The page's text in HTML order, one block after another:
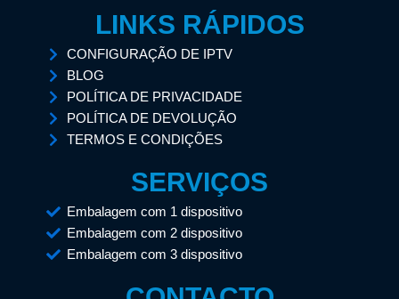
LINKS RÁPIDOS
CONFIGURAÇÃO DE IPTV
BLOG
POLÍTICA DE PRIVACIDADE
POLÍTICA DE DEVOLUÇÃO
TERMOS E CONDIÇÕES
SERVIÇOS
Embalagem com 1 dispositivo
Embalagem com 2 dispositivo
Embalagem com 3 dispositivo